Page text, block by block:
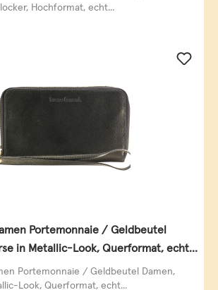
Hochformat, echt...
Portemonnaie / Geldbeutel
in Metallic-Look, Querformat, echt
Portemonnaie / Geldbeutel Damen,
Look, Querformat, echt...